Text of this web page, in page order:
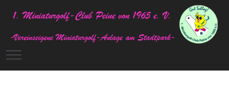
Mobile Menu Toggle